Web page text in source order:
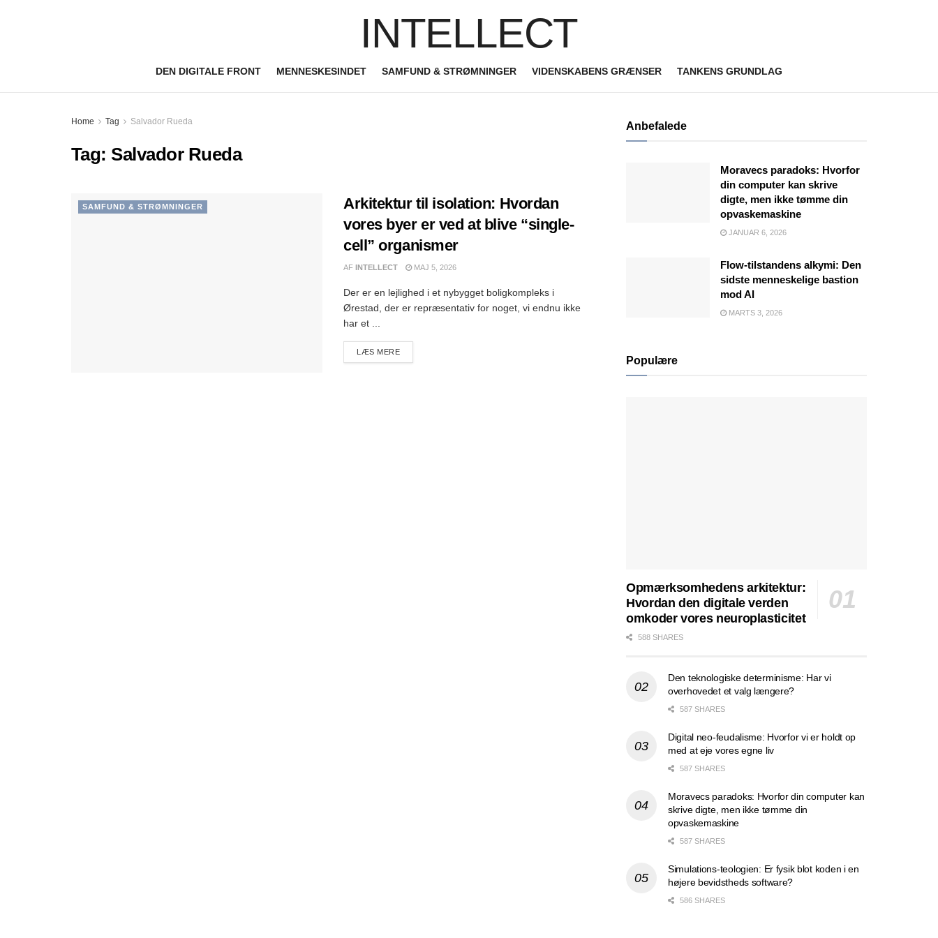
INTELLECT
DEN DIGITALE FRONT MENNESKESINDET SAMFUND & STRØMNINGER VIDENSKABENS GRÆNSER TANKENS GRUNDLAG
Home Tag Salvador Rueda
Tag: Salvador Rueda
SAMFUND & STRØMNINGER
Arkitektur til isolation: Hvordan
vores byer er ved at blive “single-
cell” organismer
AF INTELLECT MAJ 5, 2026
Der er en lejlighed i et nybygget boligkompleks i
Ørestad, der er repræsentativ for noget, vi endnu ikke
har et ...
LÆS MEREDETAILS
Anbefalede
Moravecs paradoks: Hvorfor
din computer kan skrive
digte, men ikke tømme din
opvaskemaskine
JANUAR 6, 2026
Flow-tilstandens alkymi: Den
sidste menneskelige bastion
mod AI
MARTS 3, 2026
Populære
Opmærksomhedens arkitektur:
Hvordan den digitale verden
omkoder vores neuroplasticitet
588 SHARES
Den teknologiske determinisme: Har vi
overhovedet et valg længere?
587 SHARES
Digital neo-feudalisme: Hvorfor vi er holdt op
med at eje vores egne liv
587 SHARES
Moravecs paradoks: Hvorfor din computer kan
skrive digte, men ikke tømme din
opvaskemaskine
587 SHARES
Simulations-teologien: Er fysik blot koden i en
højere bevidstheds software?
586 SHARES